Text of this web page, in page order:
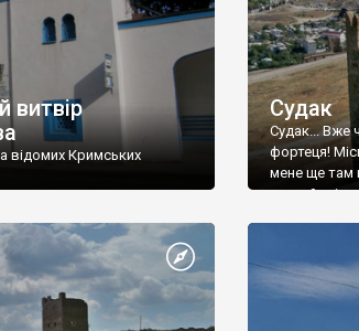
витвір
відомих Кримських
Судак
Судак... Вже
фортеця!
мене ще там
принаймні